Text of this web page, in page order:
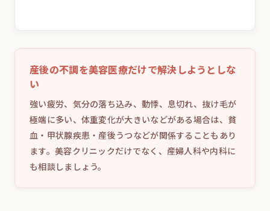
産後の不調を美容医療だけで解決しようとしな
い
強い疲労、気分の落ち込み、動悸、息切れ、抜け毛が
極端に多い、体重変化が大きいなどがある場合は、貧
血・甲状腺疾患・産後うつなどが関係することもあり
ます。美容クリニックだけでなく、産婦人科や内科に
も相談しましょう。